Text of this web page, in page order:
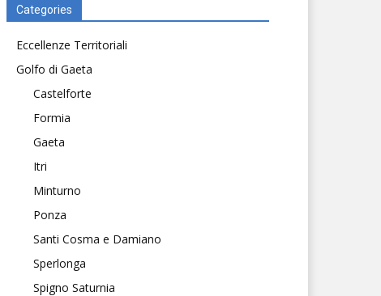
Categories
Eccellenze Territoriali
Golfo di Gaeta
Castelforte
Formia
Gaeta
Itri
Minturno
Ponza
Santi Cosma e Damiano
Sperlonga
Spigno Saturnia